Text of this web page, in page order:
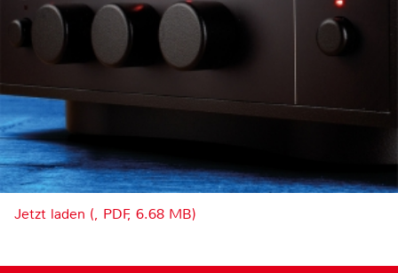
Jetzt laden (, PDF, 6.68 MB)